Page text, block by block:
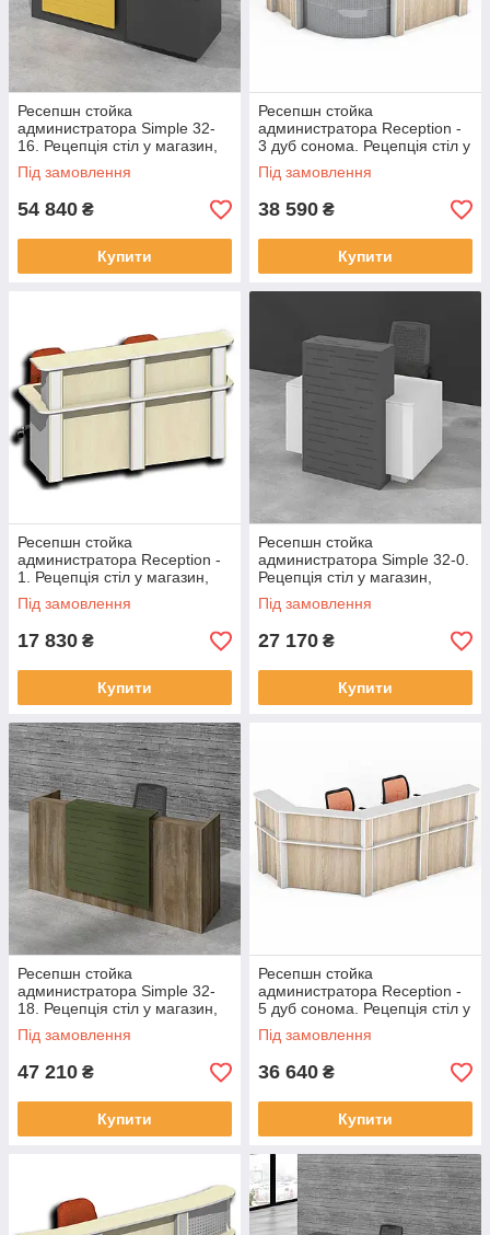
Ресепшн стойка
администратора Simple 32-
16. Рецепція стіл у магазин,
офіс, салон
Під замовлення
54 840 ₴
Купити
Ресепшн стойка
администратора Reception -
3 дуб сонома. Рецепція стіл у
магазин, офіс, салон
Під замовлення
38 590 ₴
Купити
Ресепшн стойка
администратора Reception -
1. Рецепція стіл у магазин,
офіс, салон
Під замовлення
17 830 ₴
Купити
Ресепшн стойка
администратора Simple 32-0.
Рецепція стіл у магазин,
офіс, салон
Під замовлення
27 170 ₴
Купити
Ресепшн стойка
администратора Simple 32-
18. Рецепція стіл у магазин,
офіс, салон
Під замовлення
47 210 ₴
Купити
Ресепшн стойка
администратора Reception -
5 дуб сонома. Рецепція стіл у
магазин, офіс, салон
Під замовлення
36 640 ₴
Купити